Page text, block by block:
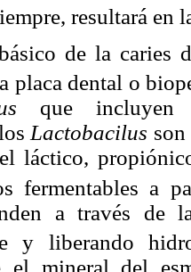
resultará en
de la
placa dental o
que
Lactobacilus
láctico,
fermentables a
a través de
y liberando
el mineral del